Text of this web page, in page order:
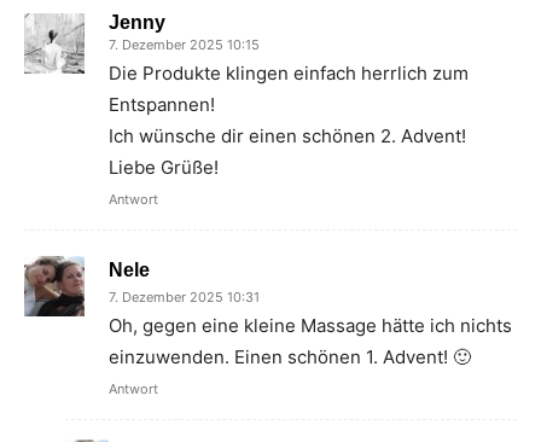
Jenny
7. Dezember 2025 10:15
Die Produkte klingen einfach herrlich zum
Entspannen!
Ich wünsche dir einen schönen 2. Advent!
Liebe Grüße!
Antwort
Nele
7. Dezember 2025 10:31
Oh, gegen eine kleine Massage hätte ich nichts
einzuwenden. Einen schönen 1. Advent! 🙂
Antwort